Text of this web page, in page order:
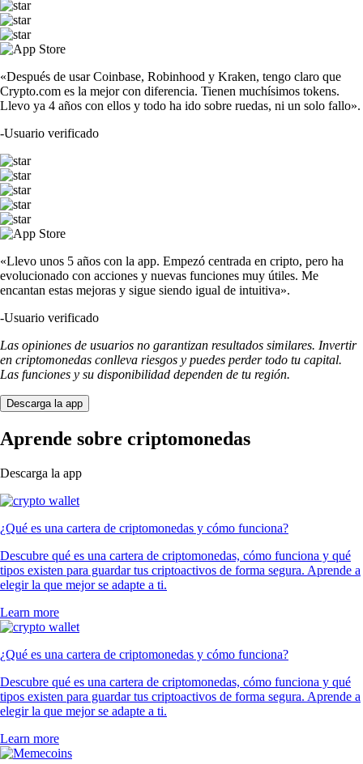
«Después de usar Coinbase, Robinhood y Kraken, tengo claro que
Crypto.com es la mejor con diferencia. Tienen muchísimos tokens.
Llevo ya 4 años con ellos y todo ha ido sobre ruedas, ni un solo fallo».
-Usuario verificado
«Llevo unos 5 años con la app. Empezó centrada en cripto, pero ha
evolucionado con acciones y nuevas funciones muy útiles. Me
encantan estas mejoras y sigue siendo igual de intuitiva».
-Usuario verificado
Las opiniones de usuarios no garantizan resultados similares. Invertir
en criptomonedas conlleva riesgos y puedes perder todo tu capital.
Las funciones y su disponibilidad dependen de tu región.
Descarga la app
Aprende sobre criptomonedas
Descarga la app
¿Qué es una cartera de criptomonedas y cómo funciona?
Descubre qué es una cartera de criptomonedas, cómo funciona y qué
tipos existen para guardar tus criptoactivos de forma segura. Aprende a
elegir la que mejor se adapte a ti.
Learn more
¿Qué es una cartera de criptomonedas y cómo funciona?
Descubre qué es una cartera de criptomonedas, cómo funciona y qué
tipos existen para guardar tus criptoactivos de forma segura. Aprende a
elegir la que mejor se adapte a ti.
Learn more